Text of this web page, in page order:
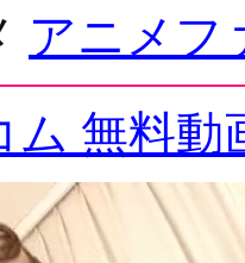
アニメフ
ム 無料動